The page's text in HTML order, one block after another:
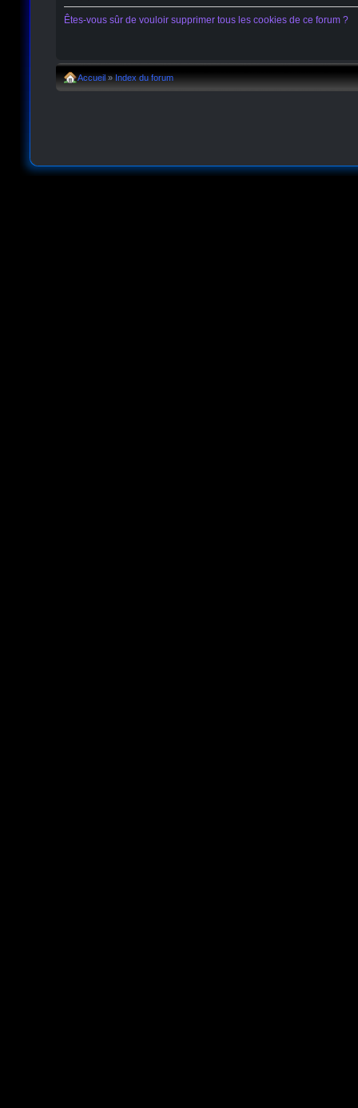
Êtes-vous sûr de vouloir supprimer tous les cookies de ce forum ?
Accueil » Index du forum